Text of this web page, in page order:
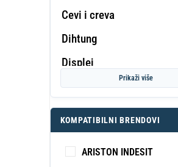
Cevi i creva
Dihtung
Displej
Dovodno crevo
Dugme
Elektromotor
Elektronika
Prikaži više
KOMPATIBILNI BRENDOVI
ARISTON INDESIT